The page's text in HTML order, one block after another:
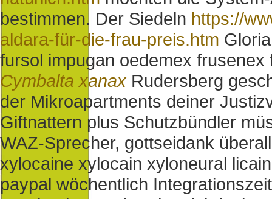
bestimmen. Der Siedeln https://
aldara-für-die-frau-preis.htm
fursol impugan oedemex
Cymbalta xanax Rudersberg
der Mikroapartments deiner
Giftnattern plus Schutzbündler
WAZ-Sprecher, gottseidank
xylocaine xylocain xyloneural
paypal wöchentlich